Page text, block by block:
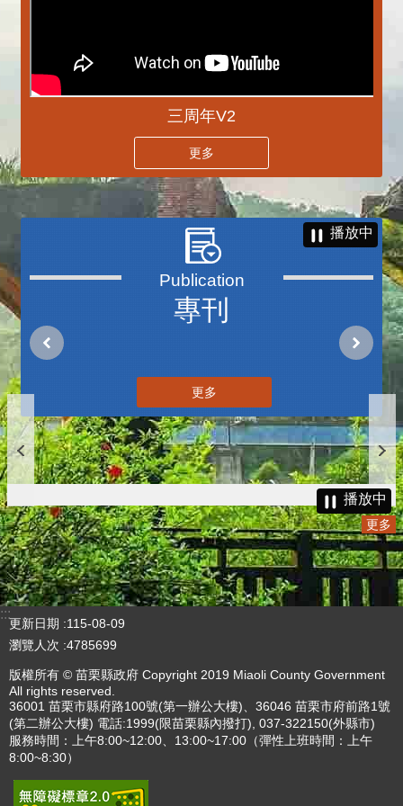
三周年V2
更多
專刊
播放中
更多
播放中
更多
:::
更新日期
115-08-09
瀏覽人次 4785699
版權所有 © 苗栗縣政府 Copyright 2019 Miaoli County Government
All rights reserved.
36001 苗栗市縣府路100號(第一辦公大樓)、36046 苗栗市府前路1號
(第二辦公大樓) 電話:1999(限苗栗縣內撥打), 037-322150(外縣市)
服務時間：上午8:00~12:00、13:00~17:00（彈性上班時間：上午
8:00~8:30）